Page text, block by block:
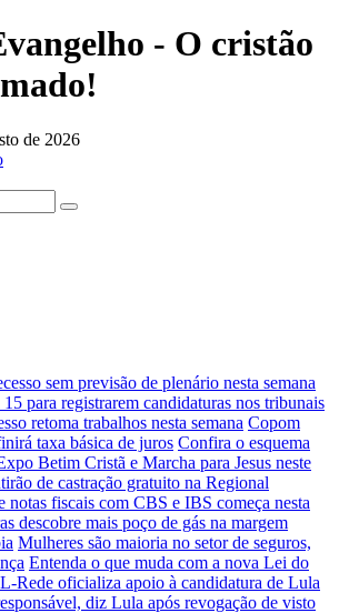
- O cristão
de 2026
sem previsão de plenário nesta semana
para registrarem candidaturas nos tribunais
retoma trabalhos nesta semana Copom
taxa básica de juros Confira o esquema
Betim Cristã e Marcha para Jesus neste
de castração gratuito na Regional
notas fiscais com CBS e IBS começa nesta
descobre mais poço de gás na margem
Mulheres são maioria no setor de seguros,
Entenda o que muda com a nova Lei do
Rede oficializa apoio à candidatura de Lula
diz Lula após revogação de visto